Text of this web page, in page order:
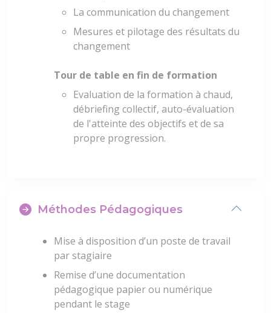
La communication du changement
Mesures et pilotage des résultats du
changement
Tour de table en fin de formation
Evaluation de la formation à chaud,
débriefing collectif, auto-évaluation
de l'atteinte des objectifs et de sa
propre progression.
Méthodes Pédagogiques
Mise à disposition d’un poste de travail
par stagiaire
Remise d’une documentation
pédagogique papier ou numérique
pendant le stage